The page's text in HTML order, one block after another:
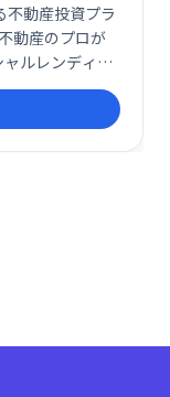
動産投資プラ
動産のプロが
ルレンディン
じて、幅広い
ャピタル株式
を提供していま
、手軽で魅力